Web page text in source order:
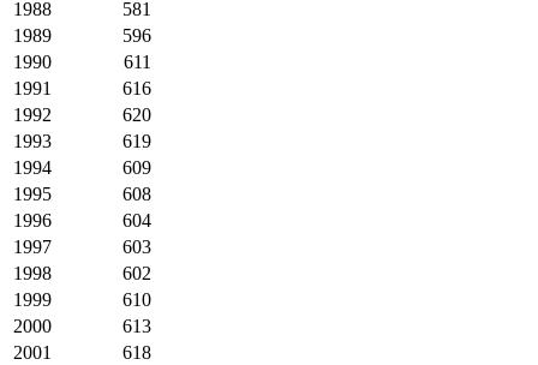
1988
581
1989
596
1990
611
1991
616
1992
620
1993
619
1994
609
1995
608
1996
604
1997
603
1998
602
1999
610
2000
613
2001
618